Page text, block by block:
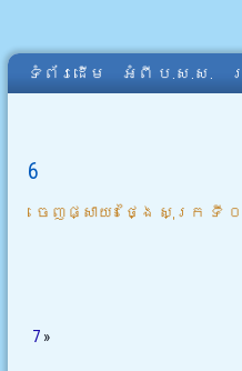
ទំព័រដើម អំពី​ ប.ស.ស.
6
ចេញផ្សាយ៖ ថ្ងៃ សុក្រ ទី
7»